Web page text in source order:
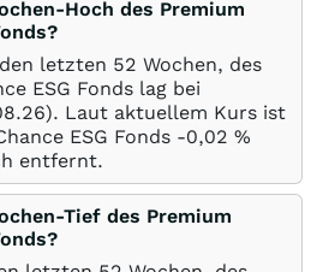
Hoch des Premium
letzten 52 Wochen, des
ESG Fonds lag bei
). Laut aktuellem Kurs ist
ESG Fonds -0,02 %
entfernt.
Tief des Premium